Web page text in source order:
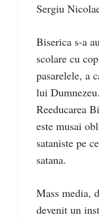
Sergiu
Biserica s-a
scolare cu
pasarelele, a
lui Dumnezeu.
Reeducarea
este musai
sataniste pe
satana.
Mass media,
devenit un